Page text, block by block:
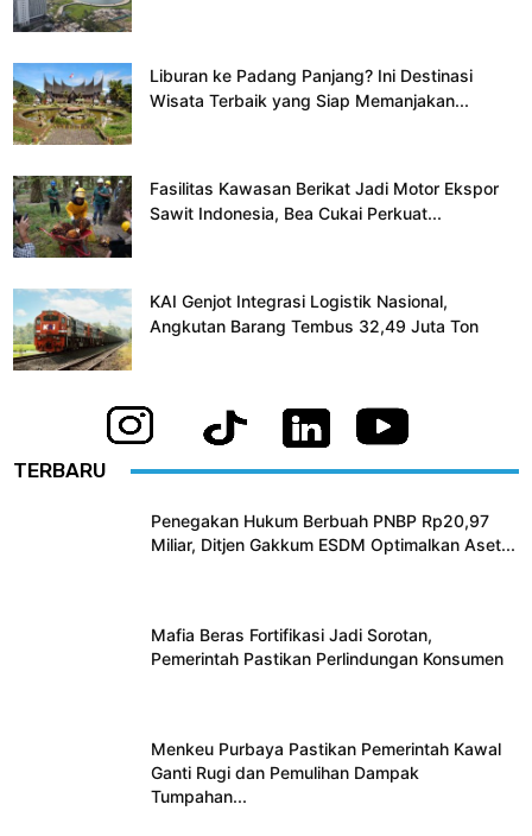
Liburan ke Padang Panjang? Ini Destinasi
Wisata Terbaik yang Siap Memanjakan...
Fasilitas Kawasan Berikat Jadi Motor Ekspor
Sawit Indonesia, Bea Cukai Perkuat...
KAI Genjot Integrasi Logistik Nasional,
Angkutan Barang Tembus 32,49 Juta Ton
TERBARU
Penegakan Hukum Berbuah PNBP Rp20,97
Miliar, Ditjen Gakkum ESDM Optimalkan Aset...
Mafia Beras Fortifikasi Jadi Sorotan,
Pemerintah Pastikan Perlindungan Konsumen
Menkeu Purbaya Pastikan Pemerintah Kawal
Ganti Rugi dan Pemulihan Dampak
Tumpahan...